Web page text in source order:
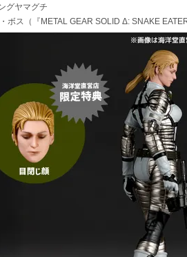
グヤマグチ
ボス（『METAL GEAR SOLID Δ: SNAKE